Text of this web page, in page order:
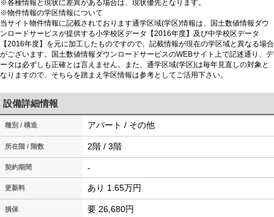
※各種情報と現状に差異がある場合は、現状優先となります。
※物件情報の学区情報について
当サイト物件情報に記載されております通学区域(学区)情報は、国土数値情報ダウ
ンロードサービスが提供する小学校区データ【2016年度】及び中学校区データ
【2016年度】を元に加工したものですので、記載情報が現在の学区域と異なる場合
がございます。国土数値情報ダウンロードサービスのWEBサイト上で記述通り、デ
ータは必ずしも正確とは言えません。また、通学区域(学区)は毎年見直しの対象と
なりますので、そちらを踏まえ学区情報は参考としてご活用下さい。
設備詳細情報
種別 / 構造 アパート / その他
所在階 / 階数 2階 / 3階
契約期間 -
更新料 あり 1.65万円
損保 要 26,680円